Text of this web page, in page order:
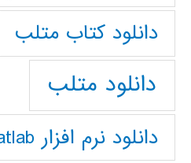
دانلود كتاب متلب
دانلود متلب
دانلود نرم افزار Matlab